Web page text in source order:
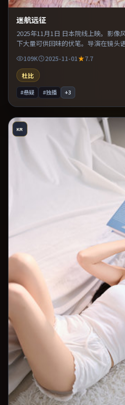
迷航远征
2025年11月1日 日本院线上映。影像
下大量可供回味的伏笔。导演在镜头
写交替强化压迫感。既有类型片爽感
不俗。
109K 2025-11-01
7.7
杜比
#悬疑 #独播 +3
KR